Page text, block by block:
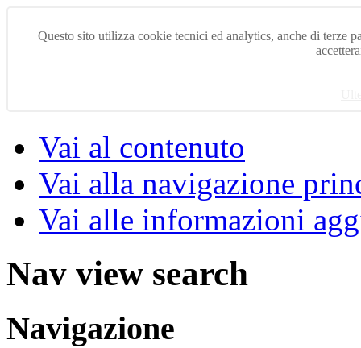
Questo sito utilizza cookie tecnici ed analytics, anche di terze
Vai al contenuto
Vai alla navigazione
Vai alle informazioni
Nav view search
Navigazione